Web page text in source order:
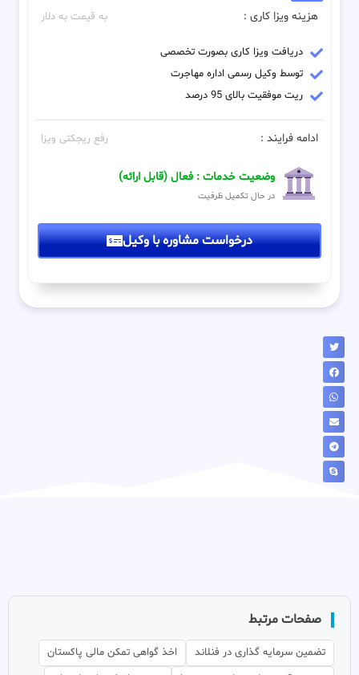
هزینه ویزا کاری : به قیمت به دلار
دریافت ویزا کاری بصورت تخصصی
توسط وکیل رسمی اداره مهاجرت
ریت موفقیت بالای 95 درصد
ادامه فرایند : رفع ریجکتی ویزا
وضعیت خدمات : فعال (قابل ارائه)
در حال تکمیل ظرفیت
درخواست مشاوره با وکیل
صفحات مرتبط
تضمین سرمایه گذاری در فنلاند
اخذ گواهی تمکن مالی پاکستان